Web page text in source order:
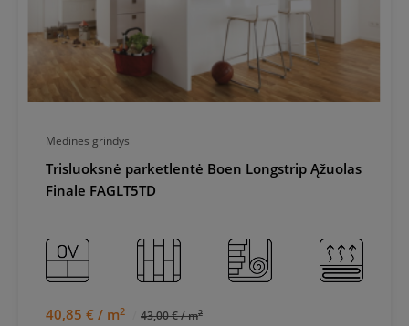
Medinės grindys
Trisluoksnė parketlentė Boen Longstrip Ąžuolas
Finale FAGLT5TD
40,85 € / m2 43,00 € / m2